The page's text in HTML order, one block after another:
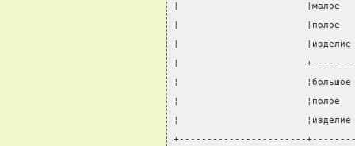
¦                       ¦малое
¦                       ¦полое
¦
¦
¦
¦                       ¦полое
¦
+-----------------------